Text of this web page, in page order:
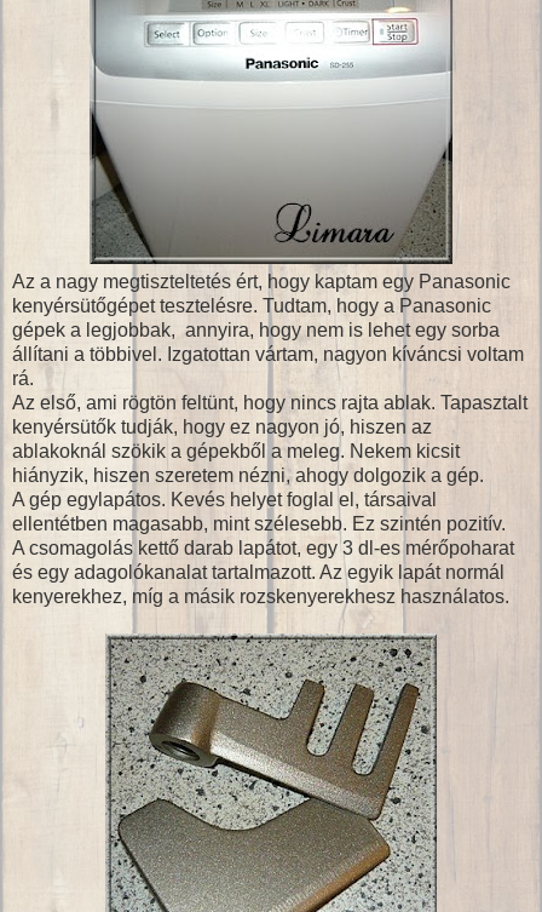
Az a nagy megtiszteltetés ért, hogy kaptam egy Panasonic
kenyérsütőgépet tesztelésre. Tudtam, hogy a Panasonic
gépek a legjobbak, annyira, hogy nem is lehet egy sorba
állítani a többivel. Izgatottan vártam, nagyon kíváncsi voltam
rá.
Az első, ami rögtön feltünt, hogy nincs rajta ablak. Tapasztalt
kenyérsütők tudják, hogy ez nagyon jó, hiszen az
ablakoknál szökik a gépekből a meleg. Nekem kicsit
hiányzik, hiszen szeretem nézni, ahogy dolgozik a gép.
A gép egylapátos. Kevés helyet foglal el, társaival
ellentétben magasabb, mint szélesebb. Ez szintén pozitív.
A csomagolás kettő darab lapátot, egy 3 dl-es mérőpoharat
és egy adagolókanalat tartalmazott. Az egyik lapát normál
kenyerekhez, míg a másik rozskenyerekhesz használatos.